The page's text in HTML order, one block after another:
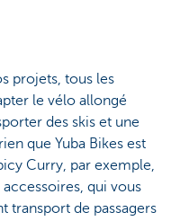
projets, tous les
le vélo allongé
des skis et une
que Yuba Bikes est
Curry, par exemple,
qui vous
transport de passagers